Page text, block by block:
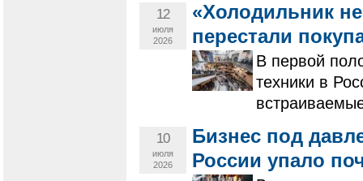
12
июля
2026
«Холодильник
перестали
В первой
техники в
10
июля
2026
Бизнес под
России упало